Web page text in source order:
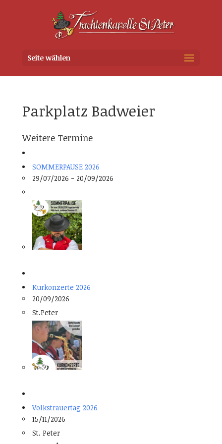
Seite wählen
Parkplatz Badweier
Weitere Termine
SOMMERPAUSE 2026
29/07/2026 - 20/09/2026
Kurkonzerte 2026
20/09/2026
St.Peter
Volkstrauertag 2026
15/11/2026
St. Peter